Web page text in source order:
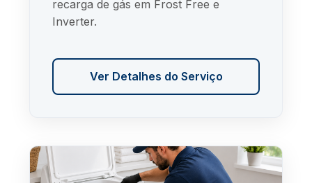
recarga de gás em Frost Free e
Inverter.
Ver Detalhes do Serviço